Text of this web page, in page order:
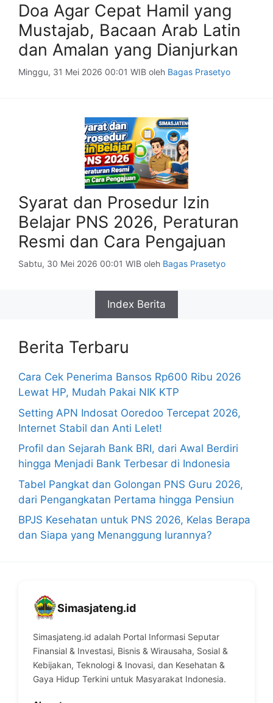
Doa Agar Cepat Hamil yang
Mustajab, Bacaan Arab Latin
dan Amalan yang Dianjurkan
Minggu, 31 Mei 2026 00:01 WIB oleh Bagas Prasetyo
Syarat dan Prosedur Izin
Belajar PNS 2026, Peraturan
Resmi dan Cara Pengajuan
Sabtu, 30 Mei 2026 00:01 WIB oleh Bagas Prasetyo
Index Berita
Berita Terbaru
Cara Cek Penerima Bansos Rp600 Ribu 2026
Lewat HP, Mudah Pakai NIK KTP
Setting APN Indosat Ooredoo Tercepat 2026,
Internet Stabil dan Anti Lelet!
Profil dan Sejarah Bank BRI, dari Awal Berdiri
hingga Menjadi Bank Terbesar di Indonesia
Tabel Pangkat dan Golongan PNS Guru 2026,
dari Pengangkatan Pertama hingga Pensiun
BPJS Kesehatan untuk PNS 2026, Kelas Berapa
dan Siapa yang Menanggung Iurannya?
Simasjateng.id
Simasjateng.id adalah Portal Informasi Seputar
Finansial & Investasi, Bisnis & Wirausaha, Sosial &
Kebijakan, Teknologi & Inovasi, dan Kesehatan &
Gaya Hidup Terkini untuk Masyarakat Indonesia.